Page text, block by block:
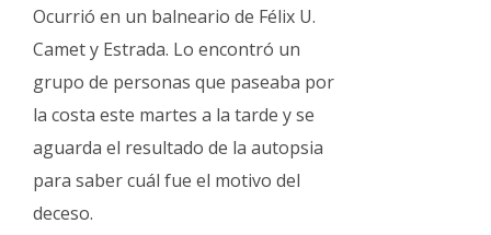
Ocurrió en un balneario de Félix U.
Camet y Estrada. Lo encontró un
grupo de personas que paseaba por
la costa este martes a la tarde y se
aguarda el resultado de la autopsia
para saber cuál fue el motivo del
deceso.